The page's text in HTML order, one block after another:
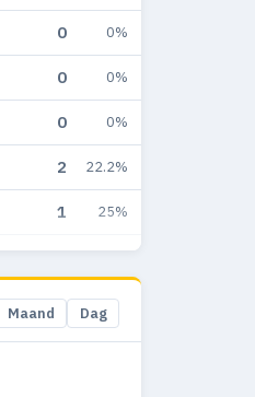
0 0%
0 0%
0 0%
2 22.2%
1 25%
1 50%
0 0%
0 0%
Maand Dag